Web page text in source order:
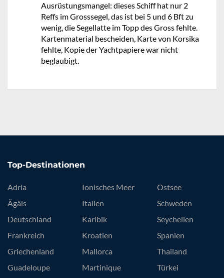
Ausrüstungsmangel: dieses Schiff hat nur 2
Reffs im Grosssegel, das ist bei 5 und 6 Bft zu
wenig, die Segellatte im Topp des Gross fehlte.
Kartenmaterial bescheiden, Karte von Korsika
fehlte, Kopie der Yachtpapiere war nicht
beglaubigt.
Top-Destinationen
Adria
Ägäis
Deutschland
Frankreich
Griechenland
Guadeloupe
Ionisches Meer
Italien
Karibik
Kroatien
Mallorca
Martinique
Ostsee
Schweden
Seychellen
Spanien
Thailand
Türkei